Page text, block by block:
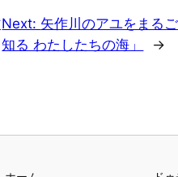
Next: 矢作川のアユをまる
知る わたしたちの海」
→